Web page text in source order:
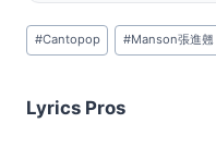
Post
Tags:
#Cantopop #Manson張進翹
Lyrics Pros